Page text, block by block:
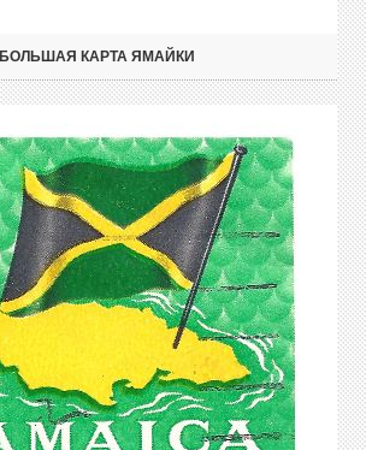
БОЛЬШАЯ КАРТА ЯМАЙКИ